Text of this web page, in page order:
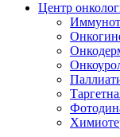
Центр